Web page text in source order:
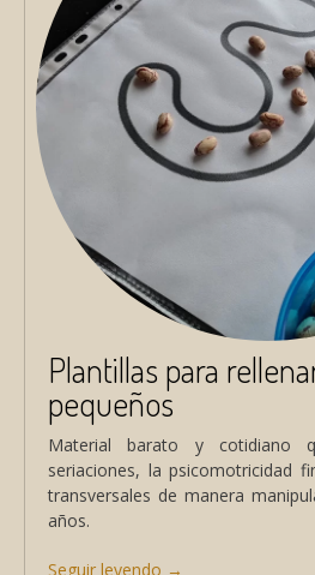
Plantillas para
pequeños
Material barato y cotidiano
seriaciones, la psicomotricidad
transversales de manera
años.
Seguir leyendo «Plantillas
→